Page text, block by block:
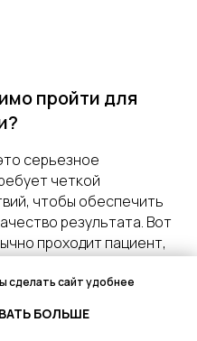
сделать сайт удобнее
БОЛЬШЕ
пройти для
серьезное
четкой
чтобы обеспечить
результата. Вот
проходит пациент,
с пластическим
пациента.